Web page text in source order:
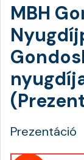
MBH
Prezentáció